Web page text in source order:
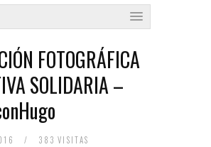
FOTOGRÁFICA
SOLIDARIA –
/ 383 VISITAS